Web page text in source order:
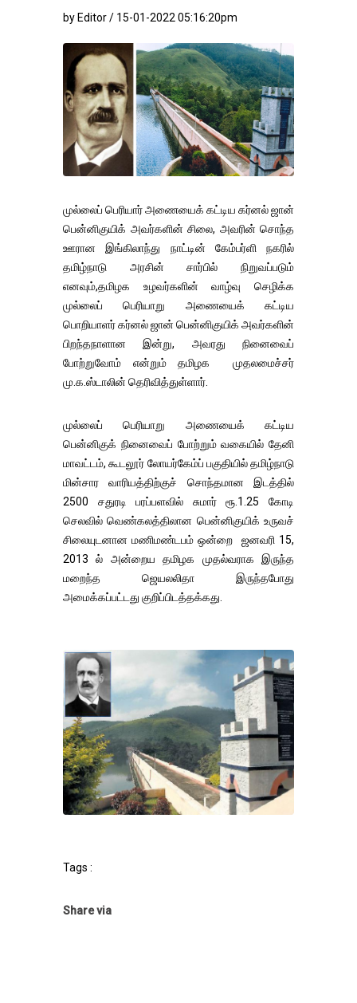
by Editor / 15-01-2022 05:16:20pm
முல்லைப் பெரியார் அணையைக் கட்டிய கர்னல் ஜான்
பென்னிகுயிக் அவர்களின் சிலை, அவரின் சொந்த
ஊரான இங்கிலாந்து நாட்டின் கேம்பர்ளி நகரில்
தமிழ்நாடு அரசின் சார்பில் நிறுவப்படும்
எனவும்,தமிழக உழவர்களின் வாழ்வு செழிக்க
முல்லைப் பெரியாறு அணையைக் கட்டிய
பொறியாளர் கர்னல் ஜான் பென்னிகுயிக் அவர்களின்
பிறந்தநாளான இன்று, அவரது நினைவைப்
போற்றுவோம் என்றும் தமிழக முதலமைச்சர்
மு.க.ஸ்டாலின் தெரிவித்துள்ளார்.
முல்லைப் பெரியாறு அணையைக் கட்டிய
பென்னிகுக் நினைவைப் போற்றும் வகையில் தேனி
மாவட்டம், கூடலூர் லோயர்கேம்ப் பகுதியில் தமிழ்நாடு
மின்சார வாரியத்திற்குச் சொந்தமான இடத்தில்
2500 சதுரடி பரப்பளவில் சுமார் ரூ.1.25 கோடி
செலவில் வெண்கலத்திலான பென்னிகுயிக் உருவச்
சிலையுடனான மணிமண்டபம் ஒன்றை ஜனவரி 15,
2013 ல் அன்றைய தமிழக முதல்வராக இருந்த
மறைந்த ஜெயலலிதா இருந்தபோது
அமைக்கப்பட்டது குறிப்பிடத்தக்கது.
Tags :
Share via